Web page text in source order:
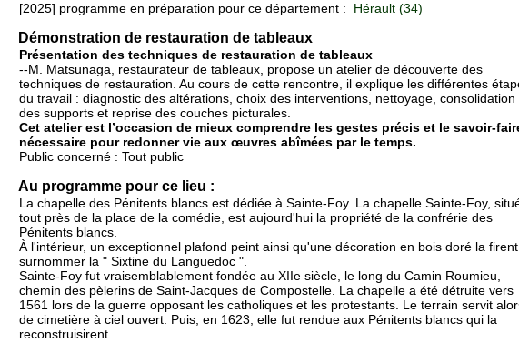
[2025] programme en préparation pour ce département : Hérault (34)
Démonstration de restauration de tableaux
Présentation des techniques de restauration de tableaux
--M. Matsunaga, restaurateur de tableaux, propose un atelier de découverte des
techniques de restauration. Au cours de cette rencontre, il explique les différentes
du travail : diagnostic des altérations, choix des interventions, nettoyage, consolidation
des supports et reprise des couches picturales.
Cet atelier est l’occasion de mieux comprendre les gestes précis et le savoir-
nécessaire pour redonner vie aux œuvres abîmées par le temps.
Public concerné : Tout public
Au programme pour ce lieu :
La chapelle des Pénitents blancs est dédiée à Sainte-Foy. La chapelle Sainte-Foy,
tout près de la place de la comédie, est aujourd'hui la propriété de la confrérie des
Pénitents blancs.
À l'intérieur, un exceptionnel plafond peint ainsi qu'une décoration en bois doré la firent
surnommer la " Sixtine du Languedoc ".
Sainte-Foy fut vraisemblablement fondée au XIIe siècle, le long du Camin Roumieu,
chemin des pèlerins de Saint-Jacques de Compostelle. La chapelle a été détruite vers
1561 lors de la guerre opposant les catholiques et les protestants. Le terrain servit
de cimetière à ciel ouvert. Puis, en 1623, elle fut rendue aux Pénitents blancs qui la
reconstruisirent